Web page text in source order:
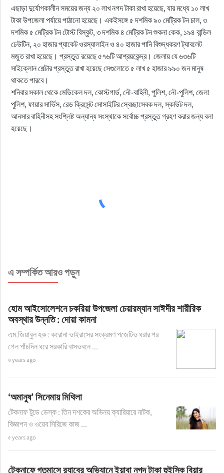
এছাড়া দুর্যোগকালীন সময়ের জন্য ২০ লাখ নগদ টাকা রাখা হয়েছে, যার মধ্যে ১০ লাখ
টাকা উপজেলা পর্যায়ে পাঠানো হয়েছে। একইসঙ্গে ৫ দশমিক ৯০ মেট্রিক টন চাল, ৩
দশমিক ৫ মেট্রিক টন টোস্ট বিস্কুট, ৩ দশমিক ৪ মেট্রিক টন শুকনা কেক, ১৯৪ বান্ডিল
ঢেউটিন, ২০ হাজার প্যাকেট ওরস্যালাইন ও ৪০ হাজার পানি বিশুদ্ধকরণ ট্যাবলেট
মজুত রাখা হয়েছে। প্রস্তুত রয়েছে ৫৭৬টি আশ্রয়কেন্দ্র। জেলায় যে ৬৩৬টি
সাইক্লোন শেল্টার প্রস্তুত রাখা হয়েছে সেগুলোতে ৫ লাখ ৫ হাজার ৯৯০ জন মানুষ
থাকতে পারবে।
শনিবার সকাল থেকে মেডিকেল দল, কোস্টগার্ড, নৌ-বাহিনী, পুলিশ, নৌ-পুলিশ, জেলা
পুলিশ, ফায়ার সার্ভিস, রেড ক্রিসেন্ট সোসাইটির স্বেচ্ছাসেবক দল, স্কাউট দল,
আনসার বাহিনীসহ সংশ্লিষ্ট অন্যান্য সংস্থাকে সর্বোচ্চ প্রস্তুত গ্রহণ করার জন্য বলা
হয়েছে।
এ সম্পর্কিত আরও পড়ুন
হোম আইসোলেশনে চকরিয়া উপজেলা চেয়ারম্যান সাঈদীর শারীরিক
অবস্থার উন্নতি : দোয়া কামনা
এম.জিয়াবুল হক : করোনা ভাইরাসের সংক্রমণ পজেটিভ ধরার পর
গেল পাঁচদিন ধরে সরকারি বাসভবনে ...
৬ years ago
‘অমানুষ’ সিনেমায় মিথিলা
টেকনাফ টুডে ডেস্ক : তিন দশকের অভিনয় ক্যারিয়ারে নাটক,
বিজ্ঞাপন ও ওয়েব সিরিজে কাজ ...
৫ years ago
টেকনাফে গতমাসে র‌্যাবের অভিযানে ইয়াবা নগদ টাকা হুইস্কি বিয়ার